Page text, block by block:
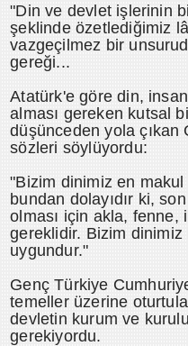
"Din ve devlet işlerinin
şeklinde özetlediğimiz
vazgeçilmez bir
gereği...
Atatürk'e göre din,
alması gereken kutsal
düşünceden yola
sözleri söylüyordu:
"Bizim dinimiz en
bundan dolayıdır ki,
olması için akla, fenne,
gereklidir. Bizim
uygundur."
Genç Türkiye
temeller üzerine
devletin kurum ve
gerekiyordu.